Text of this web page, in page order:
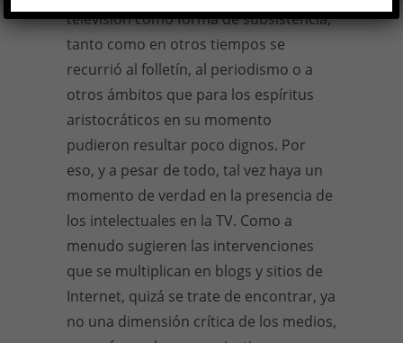
televisión como forma de subsistencia,
tanto como en otros tiempos se
recurrió al folletín, al periodismo o a
otros ámbitos que para los espíritus
aristocráticos en su momento
pudieron resultar poco dignos. Por
eso, y a pesar de todo, tal vez haya un
momento de verdad en la presencia de
los intelectuales en la TV. Como a
menudo sugieren las intervenciones
que se multiplican en blogs y sitios de
Internet, quizá se trate de encontrar, ya
no una dimensión crítica de los medios,